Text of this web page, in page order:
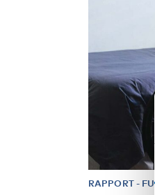
RAPPORT-